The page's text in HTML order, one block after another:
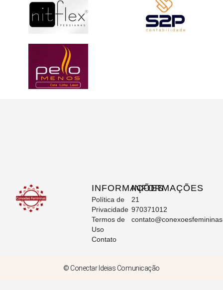
INFORMAÇÕES
Política de
Privacidade
Termos de
Uso
Contato
INFORMAÇÕES
21
970371012
© Conectar Ideias Comunicação